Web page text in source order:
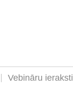
Vebināru ieraksti